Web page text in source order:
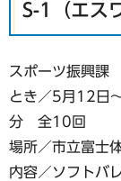
S-1（エス
スポーツ振興
とき／5月12日
分 全10回
場所／市立富士
内容／ソフトバ